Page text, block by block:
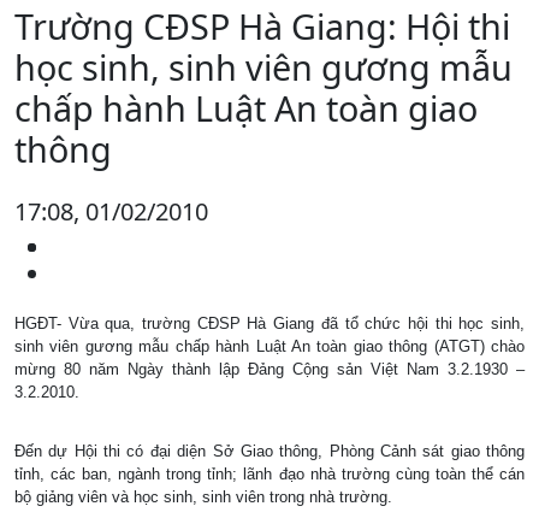
Trường CĐSP Hà Giang: Hội thi
học sinh, sinh viên gương mẫu
chấp hành Luật An toàn giao
thông
17:08, 01/02/2010
HGĐT- Vừa qua, trường CĐSP Hà Giang đã tổ chức hội thi học sinh,
sinh viên gương mẫu chấp hành Luật An toàn giao thông (ATGT) chào
mừng 80 năm Ngày thành lập Đảng Cộng sản Việt Nam 3.2.1930 –
3.2.2010.
Đến dự Hội thi có đại diện Sở Giao thông, Phòng Cảnh sát giao thông
tỉnh, các ban, ngành trong tỉnh; lãnh đạo nhà trường cùng toàn thể cán
bộ giảng viên và học sinh, sinh viên trong nhà trường.